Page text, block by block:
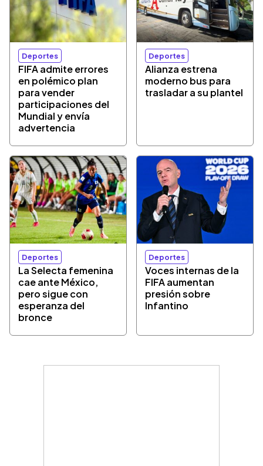
Deportes
FIFA admite errores
en polémico plan
para vender
participaciones del
Mundial y envía
advertencia
Deportes
Alianza estrena
moderno bus para
trasladar a su plantel
Deportes
La Selecta femenina
cae ante México,
pero sigue con
esperanza del
bronce
Deportes
Voces internas de la
FIFA aumentan
presión sobre
Infantino